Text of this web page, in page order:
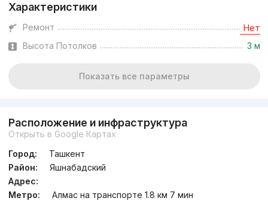
Характеристики
Ремонт Нет
Высота Потолков 3 м
Показать все параметры
Расположение и инфраструктура
Открыть в Google Картах
Город:
Ташкент
Район:
Яшнабадский
Адрес:
Метро:
Алмас на транспорте 1.8 км 7 мин